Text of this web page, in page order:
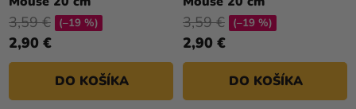
2,90 €
3,59 € (–19 %)
DO KOŠÍKA
2,90 €
3,59 € (–19 %)
DO KOŠÍKA